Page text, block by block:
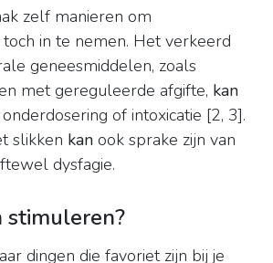
zelf manieren om
in te nemen. Het verkeerd
geneesmiddelen, zoals
met gereguleerde afgifte, kan
of intoxicatie [2, 3].
slikken kan ook sprake zijn van
dysfagie.
stimuleren?
dingen die favoriet zijn bij je